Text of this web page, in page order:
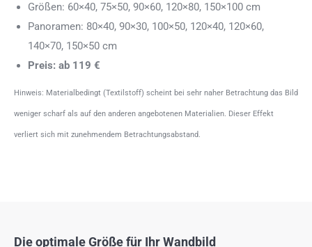
Größen: 60×40, 75×50, 90×60, 120×80, 150×100 cm
Panoramen: 80×40, 90×30, 100×50, 120×40, 120×60,
140×70, 150×50 cm
Preis: ab 119 €
Hinweis: Materialbedingt (Textilstoff) scheint bei sehr naher Betrachtung das Bild
weniger scharf als auf den anderen angebotenen Materialien. Dieser Effekt
verliert sich mit zunehmendem Betrachtungsabstand.
Die optimale Größe für Ihr Wandbild